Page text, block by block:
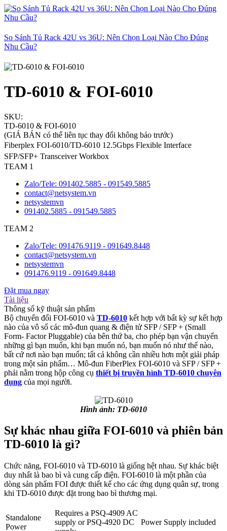
So Sánh Tủ Rack 42U vs 36U: Nên Chọn Loại Nào Cho Đúng
Nhu Cầu?
TD-6010 & FOI-6010
SKU:
TD-6010 & FOI-6010
(GIÁ BÁN có thể liên tục thay đổi không báo trước)
Fiberplex FOI-6010/TD-6010 12.5Gbps Flexible Interface
SFP/SFP+ Transceiver Workbox
TEAM 1
Zalo/Tele: 091402.5885 - 091549.5885
contact@netsystem.vn
netsystemvn
091402.5885 - 091549.5885
TEAM 2
Zalo/Tele: 091476.9119 - 091649.8448
contact@netsystem.vn
netsystemvn
091476.9119 - 091649.8448
Đặt mua ngay
Tài liệu
Thông số kỹ thuật sản phẩm
Bộ chuyển đổi FOI-6010 và TD-6010 kết hợp với bất kỳ sự kết hợp
nào của vô số các mô-đun quang & điện tử SFP / SFP + (Small
Form- Factor Pluggable) của bên thứ ba, cho phép bạn vận chuyển
những gì bạn muốn, khi bạn muốn nó, bạn muốn nó như thế nào,
bất cứ nơi nào bạn muốn; tất cả không cần nhiều hơn một giải pháp
trong một sản phẩm… Mô-đun FiberPlex FOI-6010 và SFP / SFP +
phải nằm trong hộp công cụ thiết bị truyền hình TD-6010 chuyên
dụng của mọi người.
Hình ảnh: TD-6010
Sự khác nhau giữa FOI-6010 và phiên bản
TD-6010 là gì?
Chức năng, FOI-6010 và TD-6010 là giống hệt nhau. Sự khác biệt
duy nhất là bao bì và cung cấp điện. FOI-6010 là một phần của
dòng sản phẩm FOI được thiết kế cho các ứng dụng quân sự, trong
khi TD-6010 được đặt trong bao bì thương mại.
Standalone
Power
Requires a PSQ-4909 AC
supply or PSQ-4920 DC
Power Supply included